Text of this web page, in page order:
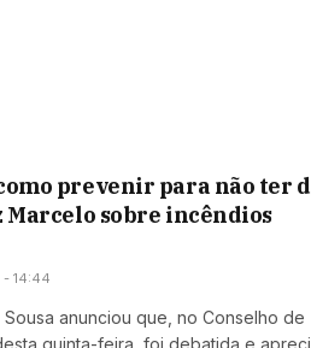
prevenir para não ter
sobre incêndios
14:44
anunciou que, no Conselho de
quinta-feira, foi debatida e